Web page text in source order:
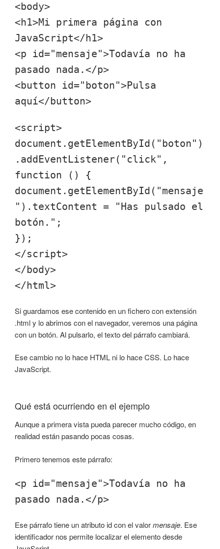
<body>
<h1>Mi primera página con
JavaScript</h1>
<p id="mensaje">Todavía no ha
pasado nada.</p>
<button id="boton">Pulsa
aquí</button>
<script>
document.getElementById("boton")
.addEventListener("click",
function () {
document.getElementById("mensaje
").textContent = "Has pulsado el
botón.";
});
</script>
</body>
</html>
Si guardamos ese contenido en un fichero con extensión
.html y lo abrimos con el navegador, veremos una página
con un botón. Al pulsarlo, el texto del párrafo cambiará.
Ese cambio no lo hace HTML ni lo hace CSS. Lo hace
JavaScript.
Qué está ocurriendo en el ejemplo
Aunque a primera vista pueda parecer mucho código, en
realidad están pasando pocas cosas.
Primero tenemos este párrafo:
<p id="mensaje">Todavía no ha
pasado nada.</p>
Ese párrafo tiene un atributo id con el valormensaje. Ese
identificador nos permite localizar el elemento desde